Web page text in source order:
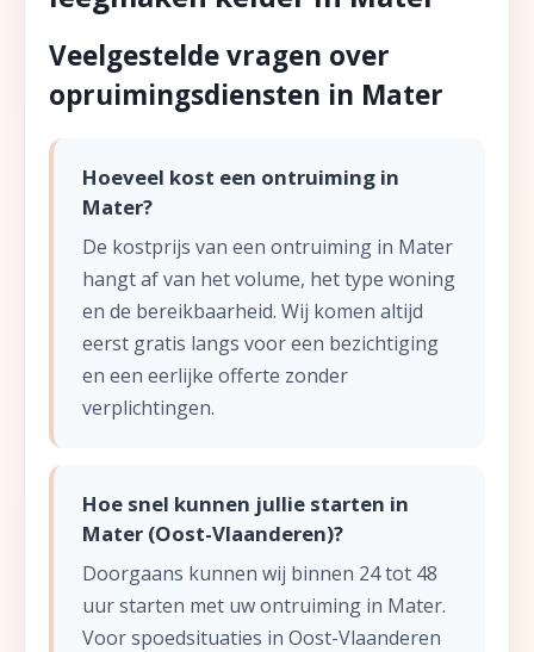
Veelgestelde vragen over
opruimingsdiensten in Mater
Hoeveel kost een ontruiming in
Mater?
De kostprijs van een ontruiming in Mater
hangt af van het volume, het type woning
en de bereikbaarheid. Wij komen altijd
eerst gratis langs voor een bezichtiging
en een eerlijke offerte zonder
verplichtingen.
Hoe snel kunnen jullie starten in
Mater (Oost-Vlaanderen)?
Doorgaans kunnen wij binnen 24 tot 48
uur starten met uw ontruiming in Mater.
Voor spoedsituaties in Oost-Vlaanderen